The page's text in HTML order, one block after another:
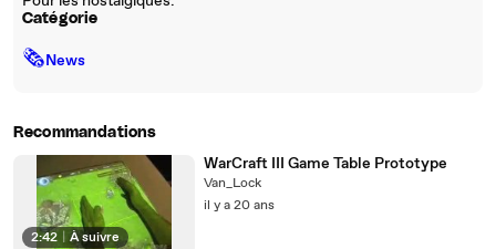
Catégorie
🗞News
Recommandations
2:42 À suivre
WarCraft III Game Table Prototype
Van_Lock
il y a 20 ans